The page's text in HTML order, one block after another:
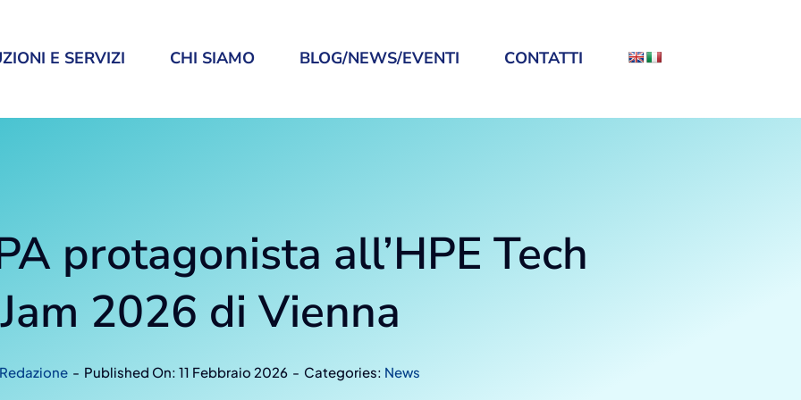
E SERVIZI CHI SIAMO BLOG/NEWS/EVENTI CONTATTI
protagonista all’HPE Tech
Jam 2026 di Vienna
Redazione - Published On: 11 Febbraio 2026 - Categories: News